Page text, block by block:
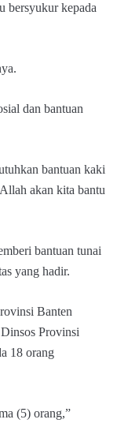
bersyukur kepada
dan bantuan
bantuan kaki
akan kita bantu
bantuan tunai
yang hadir.
Banten
Provinsi
18 orang
(5) orang,”